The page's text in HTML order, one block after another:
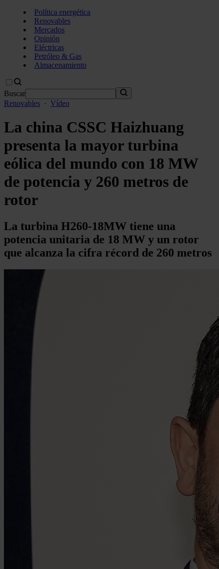
Política energética
Renovables
Mercados
Opinión
Eléctricas
Petróleo & Gas
Almacenamiento
Buscar
Renovables · Vídeo
La china CSSC Haizhuang
presenta la mayor turbina
eólica del mundo con 18 MW
de potencia y 260 metros de
rotor
La turbina H260-18MW tiene una
potencia unitaria de 18 MW y un rotor
que alcanza la cifra récord de 260 metros